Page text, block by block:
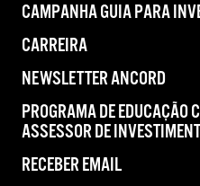
CAMPANHA GUIA PARA
CARREIRA
NEWSLETTER ANCORD
PROGRAMA DE EDUCAÇÃO
ASSESSOR DE
RECEBER EMAIL